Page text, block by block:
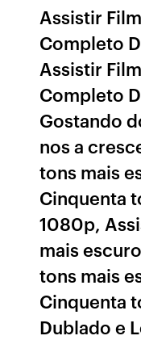
Assistir
Completo
Assistir
Completo
Gostando
nos a
tons mais
Cinquenta
1080p,
mais
tons mais
Cinquenta
Dublado e